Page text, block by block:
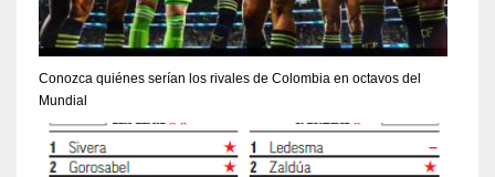
Conozca quiénes serían los rivales de Colombia en octavos del
Mundial